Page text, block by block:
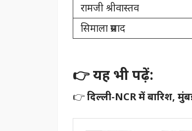
रामजी श्रीवास्तव
सिमाला प्रसाद
👉 यह भी पढ़ें:
👉दिल्ली-NCR में बारिश,